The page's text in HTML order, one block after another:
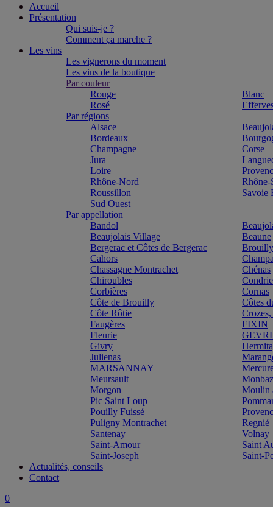
Accueil
Présentation
Qui suis-je ?
Comment ça marche ?
Les vins
Les vignerons du moment
Les vins de la boutique
Par couleur
Rouge
Blanc
Rosé
Par régions
Alsace
Bordeaux
Champagne
Corse
Jura
Loire
Rhône-Nord
Rhône-
Roussillon
Savoie
Sud Ouest
Par appellation
Bandol
Beaujolais Village
Beaune
Bergerac et Côtes de Bergerac
Brouilly
Cahors
Chassagne Montrachet
Chénas
Chiroubles
Corbières
Cornas
Côte de Brouilly
Côtes
Côte Rôtie
Faugères
FIXIN
Fleurie
Givry
Julienas
MARSANNAY
Meursault
Morgon
Moulin
Pic Saint Loup
Pouilly Fuissé
Puligny Montrachet
Regnié
Santenay
Volnay
Saint-Amour
Saint
Saint-Joseph
Saint-
Actualités, conseils
Contact
0